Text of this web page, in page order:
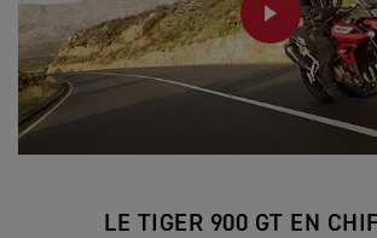
PLAY
LE TIGER 900 GT EN